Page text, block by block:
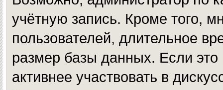
учётную запись. Кроме того,
пользователей, длительное
размер базы данных. Если это
активнее участвовать в